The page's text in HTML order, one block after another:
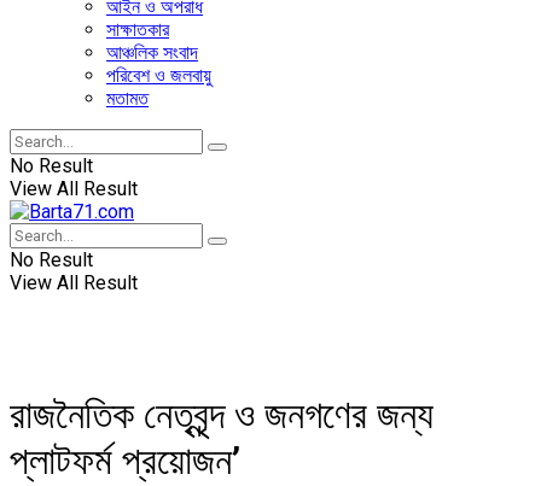
আইন ও অপরাধ
সাক্ষাতকার
আঞ্চলিক সংবাদ
পরিবেশ ও জলবায়ু
মতামত
No Result
View All Result
No Result
View All Result
রাজনৈতিক নেতৃবৃন্দ ও জনগণের জন্য
প্লাটফর্ম প্রয়োজন’